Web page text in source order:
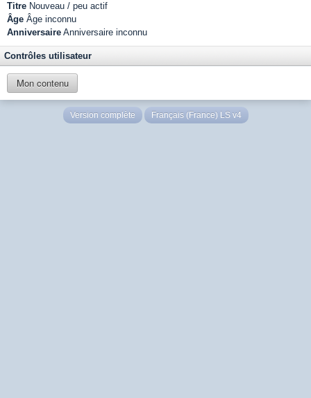
Titre Nouveau / peu actif
Âge Âge inconnu
Anniversaire Anniversaire inconnu
Contrôles utilisateur
Mon contenu
Version complète Français (France) LS v4